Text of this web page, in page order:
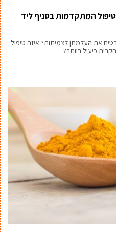
המתקדמות בסניף ליד
את העלמתן לצמיתות? איזה טיפול
כיעיל ביותר?